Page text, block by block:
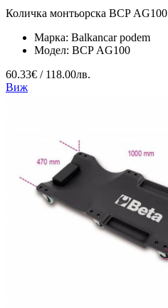
Количка монтьорска BCP АG100
Марка: Balkancar podem
Модел: BCP АG100
60.33€ / 118.00лв.
Виж